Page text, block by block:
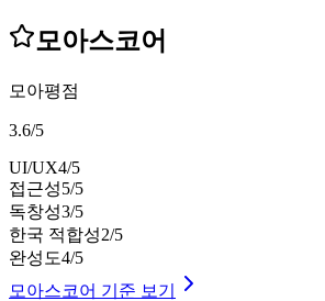
모아스코어
모아평점
3.6/5
UI/UX4/5
접근성5/5
독창성3/5
한국 적합성2/5
완성도4/5
모아스코어 기준 보기